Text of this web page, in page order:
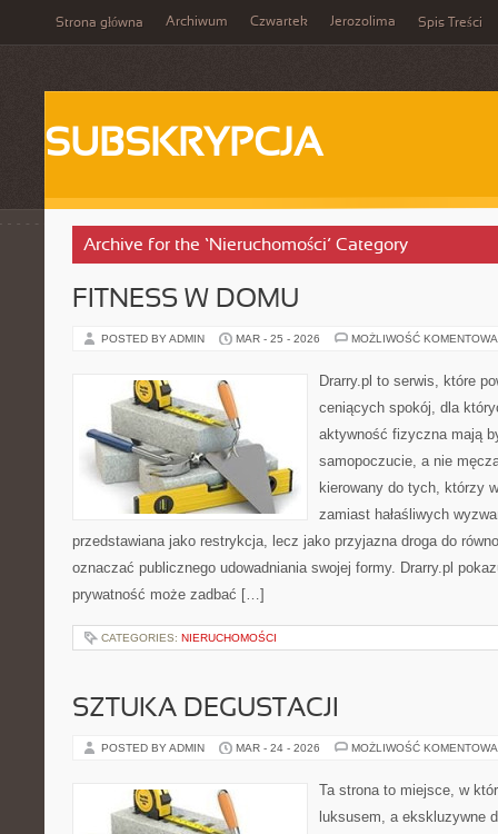
Strona główna Archiwum Czwartek Jerozolima Spis Treści
SUBSKRYPCJA
Archive for the ‘Nieruchomości’ Category
FITNESS W DOMU
POSTED BY ADMIN MAR - 25 - 2026 MOŻLIWOŚĆ
Drarry.pl to serwis, które
ceniących spokój, dla
aktywność fizyczna mają
samopoczucie, a nie
kierowany do tych, którzy
zamiast hałaśliwych
przedstawiana jako restrykcja, lecz jako przyjazna droga do
oznaczać publicznego udowadniania swojej formy. Drarry.pl
prywatność może zadbać […]
CATEGORIES: NIERUCHOMOŚCI
SZTUKA DEGUSTACJI
POSTED BY ADMIN MAR - 24 - 2026 MOŻLIWOŚĆ
Ta strona to miejsce, w
luksusem, a ekskluzywne